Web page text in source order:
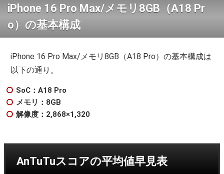
iPhone 16 Pro Max/メモリ8GB（A18 Pr
o）の基本構成
iPhone 16 Pro Max/メモリ8GB（A18 Pro）の基本構成は
以下の通り。
SoC：A18 Pro
メモリ：8GB
解像度：2,868×1,320
AnTuTuスコアの平均値早見表